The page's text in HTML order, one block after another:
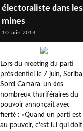
électoraliste dans les
mines
10 Juin 2014
Lors du meeting du parti
présidentiel le 7 juin, Soriba
Sorel Camara, un des
nombreux thuriféraires du
pouvoir annonçait avec
fierté : «Quand un parti est
au pouvoir, c’est lui qui doit